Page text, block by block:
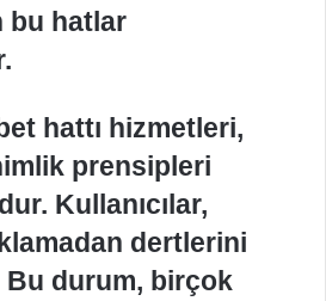
bu hatlar
hattı hizmetleri,
prensipleri
Kullanıcılar,
dertlerini
durum, birçok